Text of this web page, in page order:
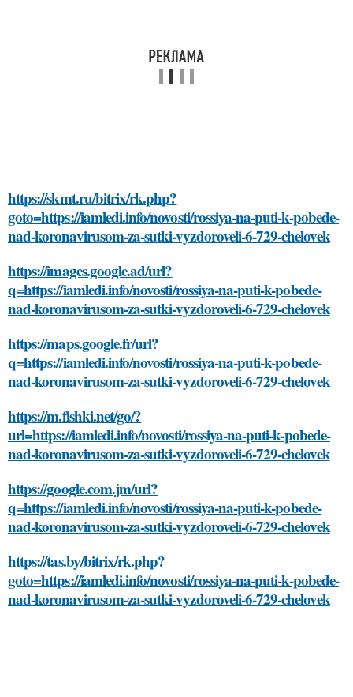
https://skmt.ru/bitrix/rk.php?
goto=https://iamledi.info/novosti/rossiya-na-puti-k-pobede-
nad-koronavirusom-za-sutki-vyzdoroveli-6-729-chelovek
https://images.google.ad/url?
q=https://iamledi.info/novosti/rossiya-na-puti-k-pobede-
nad-koronavirusom-za-sutki-vyzdoroveli-6-729-chelovek
https://maps.google.fr/url?
q=https://iamledi.info/novosti/rossiya-na-puti-k-pobede-
nad-koronavirusom-za-sutki-vyzdoroveli-6-729-chelovek
https://m.fishki.net/go/?
url=https://iamledi.info/novosti/rossiya-na-puti-k-pobede-
nad-koronavirusom-za-sutki-vyzdoroveli-6-729-chelovek
https://google.com.jm/url?
q=https://iamledi.info/novosti/rossiya-na-puti-k-pobede-
nad-koronavirusom-za-sutki-vyzdoroveli-6-729-chelovek
https://tas.by/bitrix/rk.php?
goto=https://iamledi.info/novosti/rossiya-na-puti-k-pobede-
nad-koronavirusom-za-sutki-vyzdoroveli-6-729-chelovek